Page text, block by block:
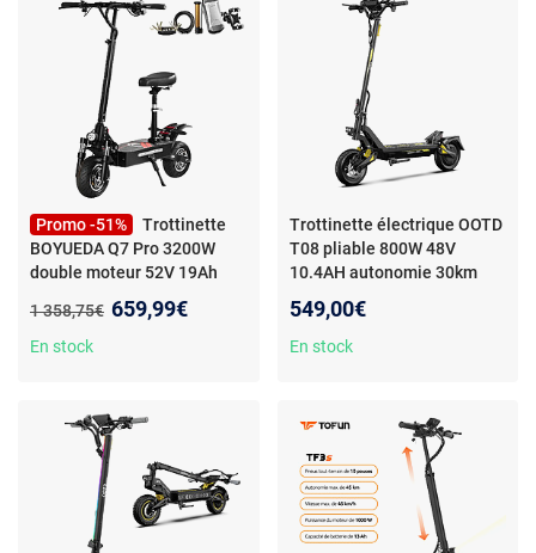
Promo -51%
Trottinette
BOYUEDA Q7 Pro 3200W
double moteur 52V 19Ah
pliable
Ancien prix :
1 358,75€ Nouveau prix :
659,99€
En stock
Trottinette électrique OOTD
T08 pliable 800W 48V
10.4AH autonomie 30km
549,00€
En stock